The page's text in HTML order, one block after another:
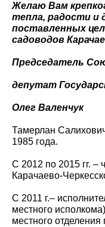
Желаю Вам
тепла, радости и
поставленных
садоводов
Председатель
депутат
Олег Валенчук
Тамерлан
1985 года.
С 2012 по 2015 гг.
Карачаево-
С 2011 г.–
местного
местного